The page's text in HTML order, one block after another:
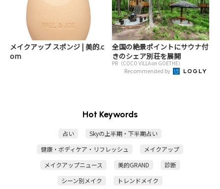
メイクアップ スポンジ | 美的.c
om
全国の絶景ポイントにサウナ付
きのシェア別荘を展開
PR（COCO VILLA on GOETHE）
Recommended by
Hot Keywords
占い
Skyの上半期・下半期占い
健康・ボディケア・リフレッシュ
メイクアップ
メイクアップニュース
美的GRAND
診断
シーン別メイク
トレンドメイク